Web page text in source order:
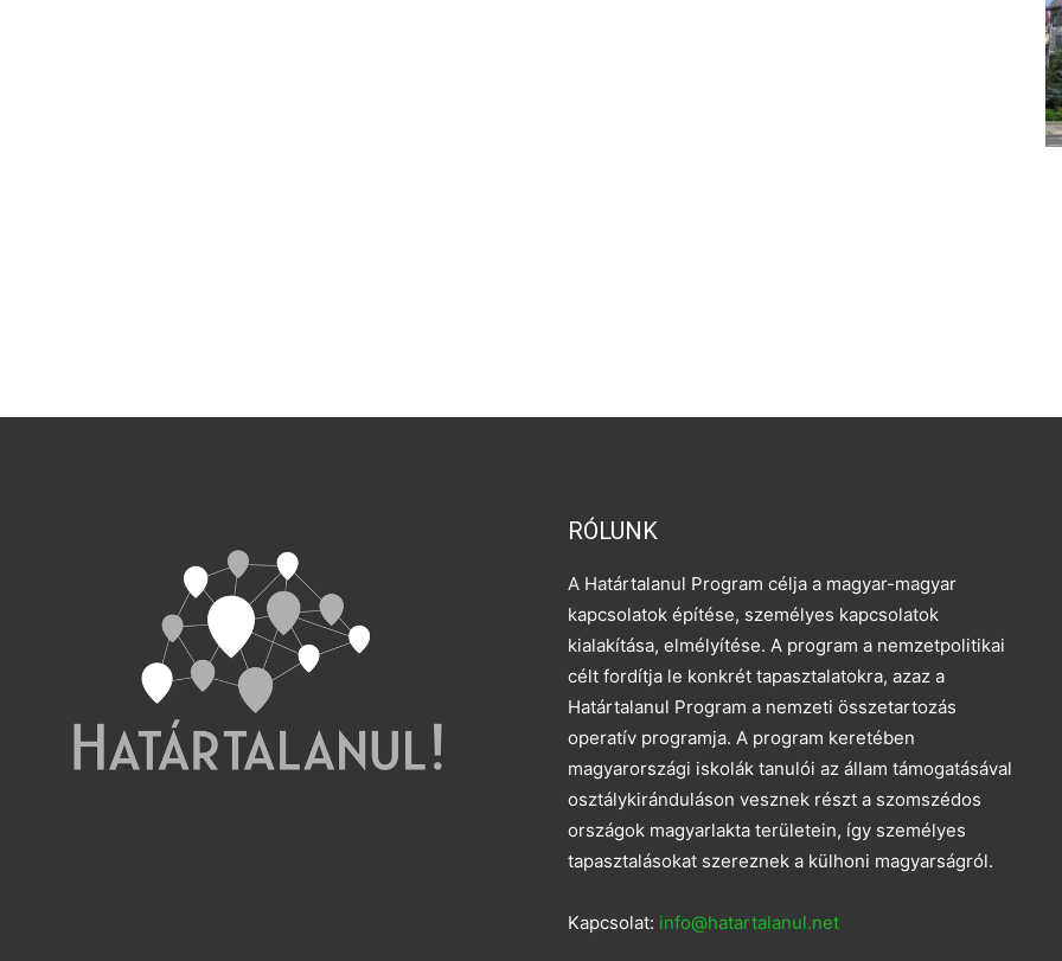
RÓLUNK
A Határtalanul Program célja a magyar-magyar
kapcsolatok építése, személyes kapcsolatok
kialakítása, elmélyítése. A program a nemzetpolitikai
célt fordítja le konkrét tapasztalatokra, azaz a
Határtalanul Program a nemzeti összetartozás
operatív programja. A program keretében
magyarországi iskolák tanulói az állam támogatásával
osztálykiránduláson vesznek részt a szomszédos
országok magyarlakta területein, így személyes
tapasztalásokat szereznek a külhoni magyarságról.
Kapcsolat: info@hatartalanul.net